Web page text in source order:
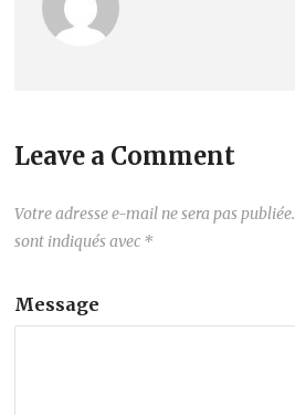
Leave a Comment
Votre adresse e-mail ne sera pas publiée.
sont indiqués avec *
Message